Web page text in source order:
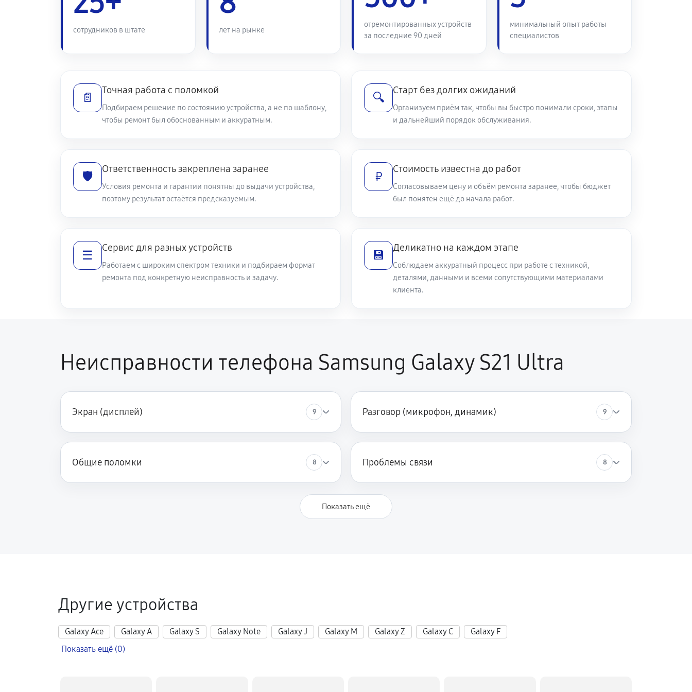
Ремонт микрофона телефона Samsung Galaxy S21 Ultra 30 минут
Ремонт мультиконтроллера 900 руб 60 минут
Замена шлейфа телефона Samsung Galaxy S21 Ultra 540 руб 60 минут
Ремонт камеры телефона Samsung Galaxy S21 Ultra 500 руб 30 минут Заказать
1070 руб
сотрудников в штате лет на рынке
отремонтированных устройств
за последние 90 дней
минимальный опыт работы
специалистов
📄
Точная работа с поломкой
Подбираем решение по состоянию устройства, а не по шаблону,
чтобы ремонт был обоснованным и аккуратным.
🔍
Старт без долгих ожиданий
Организуем приём так, чтобы вы быстро понимали сроки, этапы
и дальнейший порядок обслуживания.
🛡️
Ответственность закреплена заранее
Условия ремонта и гарантии понятны до выдачи устройства,
поэтому результат остаётся предсказуемым.
₽
Стоимость известна до работ
Согласовываем цену и объём ремонта заранее, чтобы бюджет
был понятен ещё до начала работ.
☰
Сервис для разных устройств
Работаем с широким спектром техники и подбираем формат
ремонта под конкретную неисправность и задачу.
💾
Деликатно на каждом этапе
Соблюдаем аккуратный процесс при работе с техникой,
деталями, данными и всеми сопутствующими материалами
клиента.
Неисправности телефона Samsung Galaxy S21 Ultra
Экран (дисплей) 9 Разговор (микрофон, динамик) 9
Общие поломки 8 Проблемы связи 8
Показать ещё
Другие устройства
Galaxy Ace Galaxy A Galaxy S Galaxy Note Galaxy J Galaxy M Galaxy Z Galaxy C
Galaxy F
Показать ещё (0)